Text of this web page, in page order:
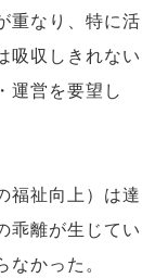
重なり、特に活
吸収しきれない
運営を要望し
福祉向上）は達
乖離が生じてい
かった。